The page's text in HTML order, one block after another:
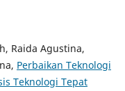
Raida Agustina,
Perbaikan Teknologi
Teknologi Tepat